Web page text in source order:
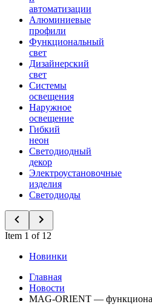
автоматизации
Алюминиевые
профили
Функциональный
свет
Дизайнерский
свет
Системы
освещения
Наружное
освещение
Гибкий
неон
Светодиодный
декор
Электроустановочные
изделия
Светодиоды
Item 1 of 12
Новинки
Главная
Новости
MAG-ORIENT —